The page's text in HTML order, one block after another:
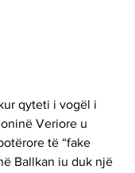
qyteti i vogël i
Veriore u
të “fake
Ballkan iu duk një